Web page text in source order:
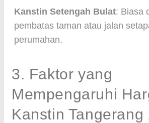
Kanstin Setengah Bulat: Biasa
pembatas taman atau jalan
perumahan.
3. Faktor yang
Mempengaruhi
Kanstin Tangerang